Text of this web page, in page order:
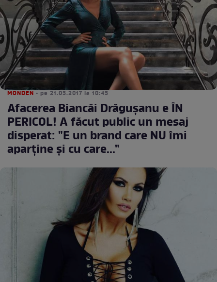
MONDEN • pe 21.05.2017 la 10:45
Afacerea Biancăi Drăguşanu e ÎN
PERICOL! A făcut public un mesaj
disperat: "E un brand care NU îmi
aparține și cu care..."